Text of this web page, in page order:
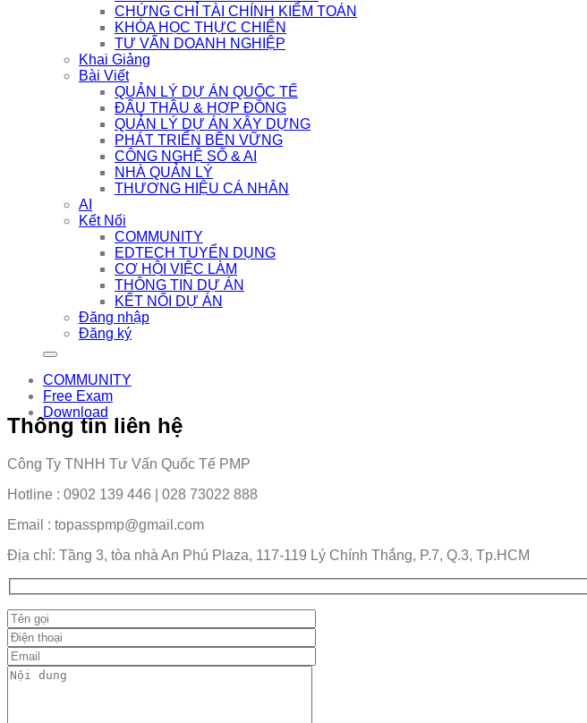
CHỨNG CHỈ TÀI CHÍNH KIỂM TOÁN
KHÓA HỌC THỰC CHIẾN
TƯ VẤN DOANH NGHIỆP
Khai Giảng
Bài Viết
QUẢN LÝ DỰ ÁN QUỐC TẾ
ĐẤU THẦU & HỢP ĐỒNG
QUẢN LÝ DỰ ÁN XÂY DỰNG
PHÁT TRIỂN BỀN VỮNG
CÔNG NGHỆ SỐ & AI
NHÀ QUẢN LÝ
THƯƠNG HIỆU CÁ NHÂN
AI
Kết Nối
COMMUNITY
EDTECH TUYỂN DỤNG
CƠ HỘI VIỆC LÀM
THÔNG TIN DỰ ÁN
KẾT NỐI DỰ ÁN
Đăng nhập
Đăng ký
COMMUNITY
Free Exam
Download
Thông tin liên hệ
Công Ty TNHH Tư Vấn Quốc Tế PMP
Hotline : 0902 139 446 | 028 73022 888
Email : topasspmp@gmail.com
Địa chỉ: Tầng 3, tòa nhà An Phú Plaza, 117-119 Lý Chính Thắng, P.7, Q.3, Tp.HCM